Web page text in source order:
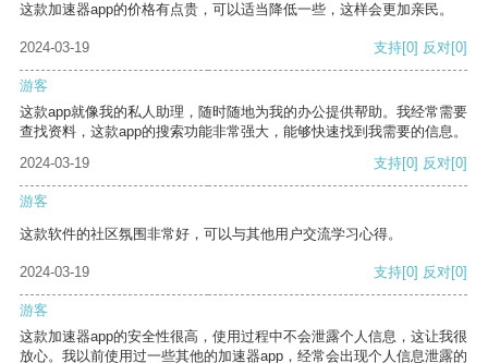
这款加速器app的价格有点贵，可以适当降低一些，这样会更加亲民。
2024-03-19 支持[0] 反对[0]
游客
这款app就像我的私人助理，随时随地为我的办公提供帮助。我经常需要
查找资料，这款app的搜索功能非常强大，能够快速找到我需要的信息。
2024-03-19
支持[0] 反对[0]
游客
这款软件的社区氛围非常好，可以与其他用户交流学习心得。
2024-03-19 支持[0] 反对[0]
游客
这款加速器app的安全性很高，使用过程中不会泄露个人信息，这让我很
放心。我以前使用过一些其他的加速器app，经常会出现个人信息泄露的